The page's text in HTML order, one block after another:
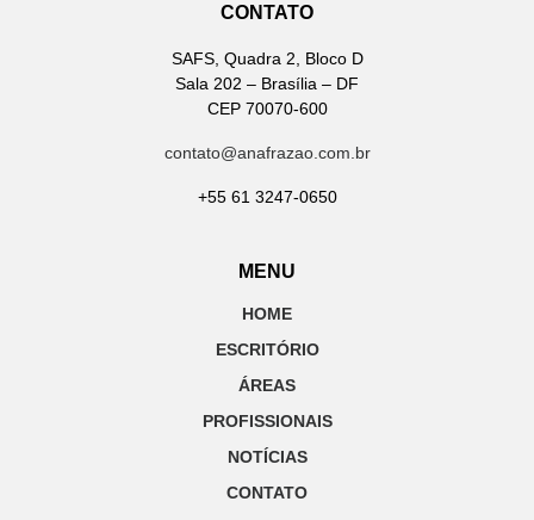
CONTATO
SAFS, Quadra 2, Bloco D
Sala 202 – Brasília – DF
CEP 70070-600
contato@anafrazao.com.br
+55 61 3247-0650
MENU
HOME
ESCRITÓRIO
ÁREAS
PROFISSIONAIS
NOTÍCIAS
CONTATO